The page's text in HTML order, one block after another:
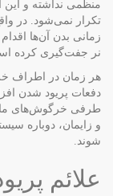
منظمی نداشته و این
تکرار نمی‌شود. در
زمانی بدن آن‌ها
نر جفت‌گیری کرده
هر زمان در اطراف
دفعات پریود شدن
و زایمان، دوباره
شوند.
علائم